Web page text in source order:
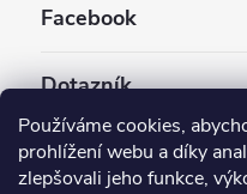
Používáme cookies,
prohlížení webu a díky
zlepšovali jeho funkce,
Facebook
Dotazník
Jaký styl vapování